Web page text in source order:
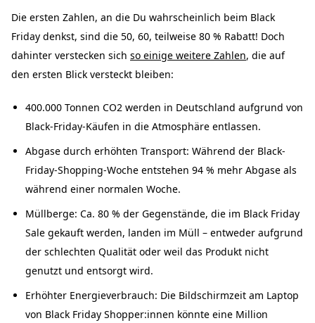
Die ersten Zahlen, an die Du wahrscheinlich beim Black
Friday denkst, sind die 50, 60, teilweise 80 % Rabatt! Doch
dahinter verstecken sich so einige weitere Zahlen, die auf
den ersten Blick versteckt bleiben:
400.000 Tonnen CO2 werden in Deutschland aufgrund von
Black-Friday-Käufen in die Atmosphäre entlassen.
Abgase durch erhöhten Transport: Während der Black-
Friday-Shopping-Woche entstehen 94 % mehr Abgase als
während einer normalen Woche.
Müllberge: Ca. 80 % der Gegenstände, die im Black Friday
Sale gekauft werden, landen im Müll – entweder aufgrund
der schlechten Qualität oder weil das Produkt nicht
genutzt und entsorgt wird.
Erhöhter Energieverbrauch: Die Bildschirmzeit am Laptop
von Black Friday Shopper:innen könnte eine Million